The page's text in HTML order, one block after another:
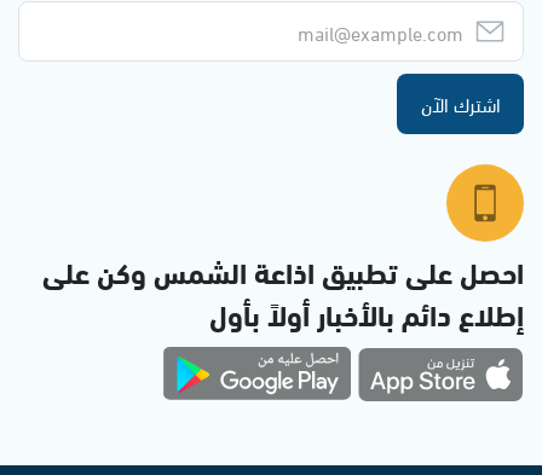
اشترك الآن
احصل على تطبيق اذاعة الشمس وكن على
إطلاع دائم بالأخبار أولاً بأول